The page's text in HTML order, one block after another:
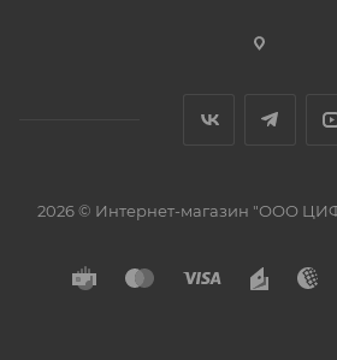
2026 © Интернет-магазин "ООО